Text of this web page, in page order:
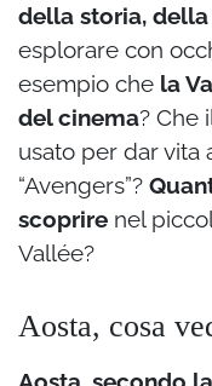
della storia,
esplorare con
esempio che la
del cinema? Che
usato per dar vita
“Avengers”?
scoprire nel
Vallée?
Aosta, cosa